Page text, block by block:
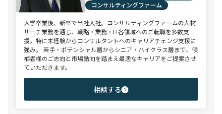
コンサルティングファーム
大学卒業後、新卒で当社入社。コンサルティングファームの人材
サーチ業務を通じ、戦略・業務・IT各領域へのご転職を多数支
援。特に未経験からコンサルタントへのキャリアチェンジ支援に
強み。 若手・ポテンシャル層からシニア・ハイクラス層まで、候
補者様のご志向と市場動向を踏まえ最適なキャリアをご提案させ
ていただきます。
相談する